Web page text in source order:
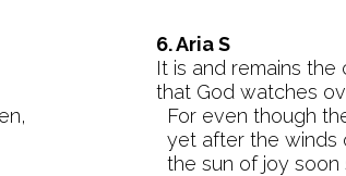
6. Aria S
It is and remains the
that God watches
For even though
yet after the winds
the sun of joy soon